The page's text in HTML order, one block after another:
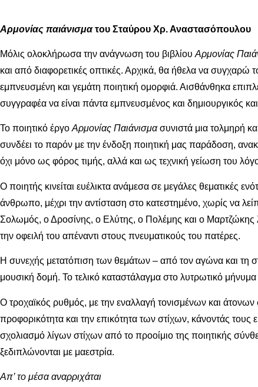
Αρμονίας παιάνισματου Σταύρου Χρ. Αναστασόπουλου
Μόλις ολοκλήρωσα την ανάγνωση του βιβλίου Αρμονίας
και από διαφορετικές οπτικές. Αρχικά, θα ήθελα να συγχαρώ
εμπνευσμένη και γεμάτη ποιητική ομορφιά. Αισθάνθηκα
συγγραφέα να είναι πάντα εμπνευσμένος και δημιουργικός
Το ποιητικό έργο Αρμονίας Παιάνισμασυνιστά μια τολμηρή
συνδέει το παρόν με την ένδοξη ποιητική μας παράδοση,
όχι μόνο ως φόρος τιμής, αλλά και ως τεχνική γείωση του
Ο ποιητής κινείται ευέλικτα ανάμεσα σε μεγάλες θεματικές
άνθρωπο, μέχρι την αντίσταση στο κατεστημένο, χωρίς να
Σολωμός, ο Δροσίνης, ο Ελύτης, ο Πολέμης και ο Μαρτζώκης
την οφειλή του απέναντι στους πνευματικούς του πατέρες.
Η συνεχής μετατόπιση των θεμάτων – από τον αγώνα και τη
μουσική δομή. Το τελικό καταστάλαγμα στο λυτρωτικό
Ο τροχαϊκός ρυθμός, με την εναλλαγή τονισμένων και
προφορικότητα και την επικότητα των στίχων, κάνοντάς
σχολιασμό λίγων στίχων από το προοίμιο της ποιητικής
ξεδιπλώνονται με μαεστρία.
Απ’ το μέσα αναρριχάται